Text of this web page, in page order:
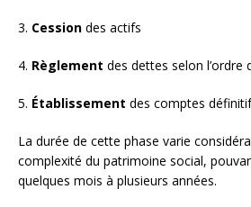
3. Cession des actifs
4. Règlement des dettes selon l’ordre
5. Établissement des comptes
La durée de cette phase varie
complexité du patrimoine social,
quelques mois à plusieurs années.